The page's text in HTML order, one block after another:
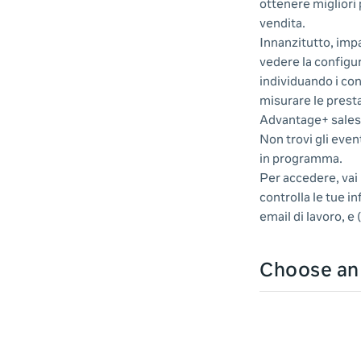
ottenere migliori
vendita.
Innanzitutto,
vedere la
individuando i
misurare le
Advantage+
Non trovi gli
in programma.
Per accedere,
controlla le tue
email di lavoro, e
Choose